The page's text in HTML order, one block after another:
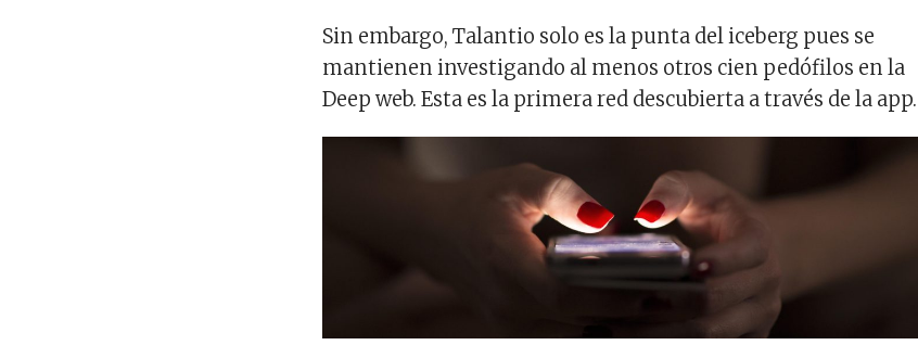
Sin embargo, Talantio solo es la punta del iceberg pues se
mantienen investigando al menos otros cien pedófilos en la
Deep web. Esta es la primera red descubierta a través de la app.